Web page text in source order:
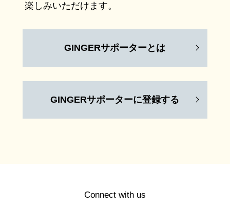
楽しみいただけます。
GINGERサポーターとは
GINGERサポーターに登録する
Connect with us